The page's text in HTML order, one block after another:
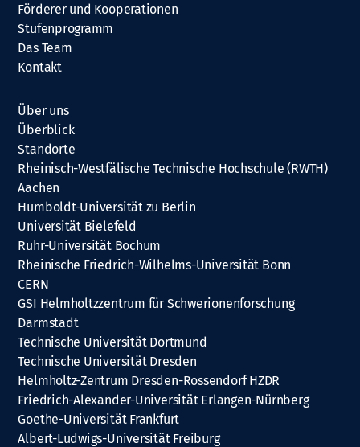
Förderer und Kooperationen
Stufenprogramm
Das Team
Kontakt
Über uns
Überblick
Standorte
Rheinisch-Westfälische Technische Hochschule (RWTH)
Aachen
Humboldt-Universität zu Berlin
Universität Bielefeld
Ruhr-Universität Bochum
Rheinische Friedrich-Wilhelms-Universität Bonn
CERN
GSI Helmholtzzentrum für Schwerionenforschung
Darmstadt
Technische Universität Dortmund
Technische Universität Dresden
Helmholtz-Zentrum Dresden-Rossendorf HZDR
Friedrich-Alexander-Universität Erlangen-Nürnberg
Goethe-Universität Frankfurt
Albert-Ludwigs-Universität Freiburg